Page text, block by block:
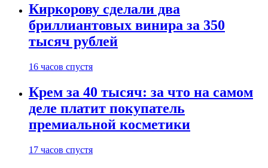
Киркорову сделали два
бриллиантовых винира за 350
тысяч рублей
16 часов спустя
Крем за 40 тысяч: за что на самом
деле платит покупатель
премиальной косметики
17 часов спустя